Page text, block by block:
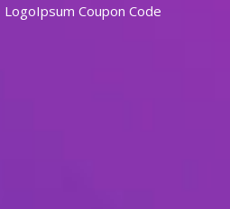
LogoIpsum Coupon Code